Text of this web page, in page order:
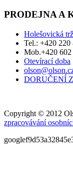
PRODEJNA A
Holešovická
Tel.: +420 220
Mob.+420 602
Otevírací doba
DORUČENÍ
Copyright © 2012
zpracovávání